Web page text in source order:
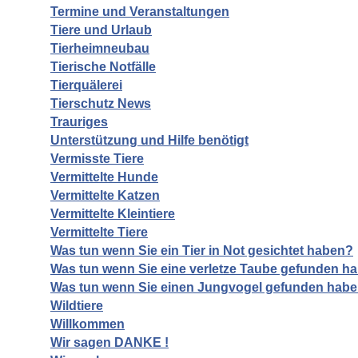
Termine und Veranstaltungen
Tiere und Urlaub
Tierheimneubau
Tierische Notfälle
Tierquälerei
Tierschutz News
Trauriges
Unterstützung und Hilfe benötigt
Vermisste Tiere
Vermittelte Hunde
Vermittelte Katzen
Vermittelte Kleintiere
Vermittelte Tiere
Was tun wenn Sie ein Tier in Not gesichtet haben?
Was tun wenn Sie eine verletze Taube gefunden
Was tun wenn Sie einen Jungvogel gefunden
Wildtiere
Willkommen
Wir sagen DANKE !